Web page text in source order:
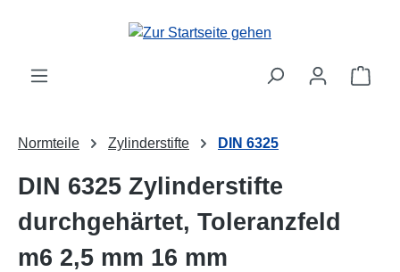
Zum Hauptinhalt springen
Normteile Zylinderstifte DIN 6325
DIN 6325 Zylinderstifte
durchgehärtet, Toleranzfeld
m6 2,5 mm 16 mm